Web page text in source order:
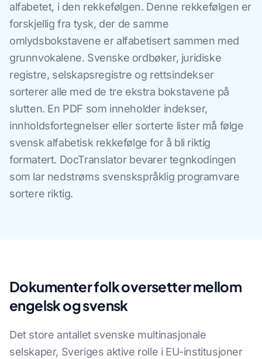
alfabetet, i den rekkefølgen. Denne rekkefølgen er
forskjellig fra tysk, der de samme
omlydsbokstavene er alfabetisert sammen med
grunnvokalene. Svenske ordbøker, juridiske
registre, selskapsregistre og rettsindekser
sorterer alle med de tre ekstra bokstavene på
slutten. En PDF som inneholder indekser,
innholdsfortegnelser eller sorterte lister må følge
svensk alfabetisk rekkefølge for å bli riktig
formatert. DocTranslator bevarer tegnkodingen
som lar nedstrøms svenskspråklig programvare
sortere riktig.
Dokumenter folk oversetter mellom
engelsk og svensk
Det store antallet svenske multinasjonale
selskaper, Sveriges aktive rolle i EU-institusjoner